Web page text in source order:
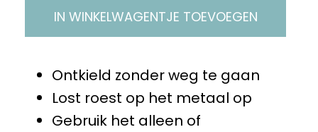
IN WINKELWAGENTJE TOEVOEGEN
Ontkield zonder weg te gaan
Lost roest op het metaal op
Gebruik het alleen of